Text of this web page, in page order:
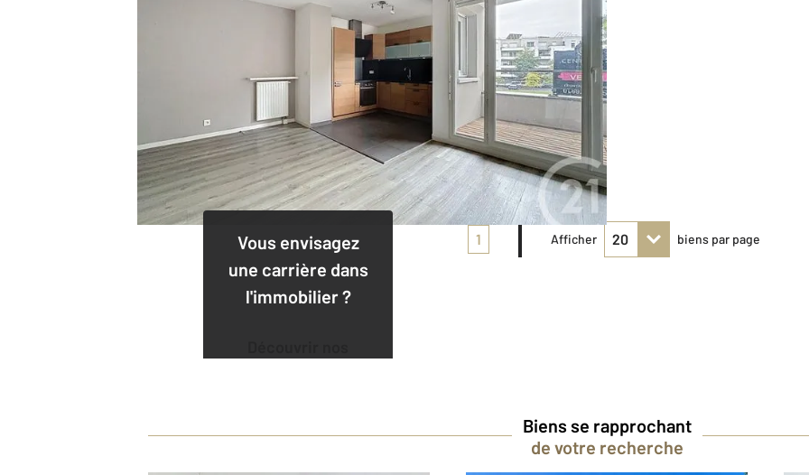
Vous envisagez
une carrière dans
l'immobilier ?
1 Afficher biens par page
Biens se rapprochant
de votre recherche